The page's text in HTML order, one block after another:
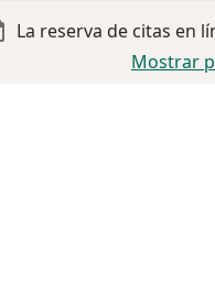
La reserva de citas en
Mostrar